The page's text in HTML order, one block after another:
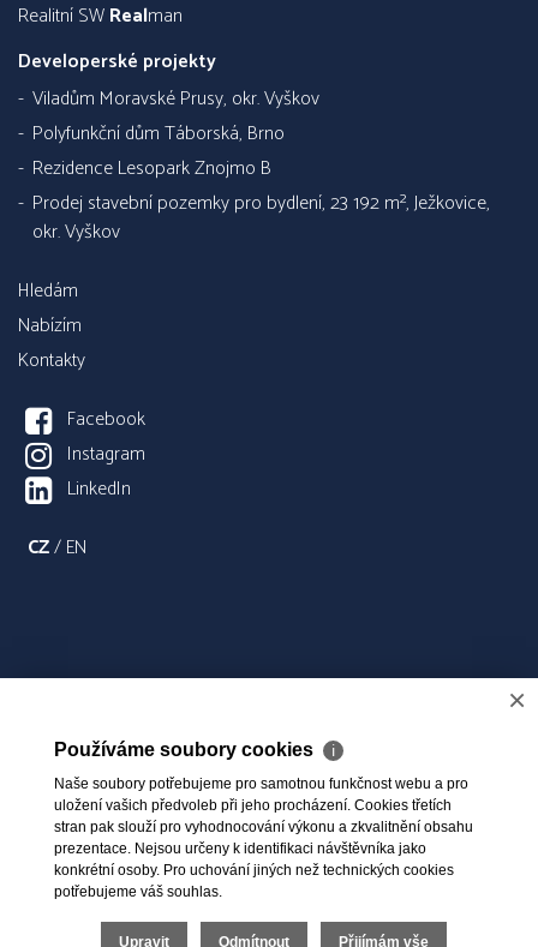
Realitní SWRealman
Developerské projekty
Viladům Moravské Prusy, okr. Vyškov
Polyfunkční dům Táborská, Brno
Rezidence Lesopark Znojmo B
Prodej stavební pozemky pro bydlení, 23 192 m², Ježkovice,
okr. Vyškov
Hledám
Nabízím
Kontakty
Facebook
Instagram
LinkedIn
CZ/EN
×
Používáme soubory cookies ℹ
Naše soubory potřebujeme pro samotnou funkčnost webu a pro
uložení vašich předvoleb při jeho procházení. Cookies třetích
stran pak slouží pro vyhodnocování výkonu a zkvalitnění obsahu
prezentace. Nejsou určeny k identifikaci návštěvníka jako
konkrétní osoby. Pro uchování jiných než technických cookies
potřebujeme váš souhlas.
Upravit Odmítnout Přijímám vše